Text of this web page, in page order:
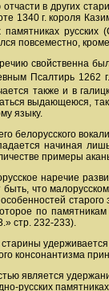
в других
1340 г. короля
памятниках
повсеместно,
свойственна
Псалтирь 1262
также и в
выдающеюся,
языку.
белорусского
начиная
примеры
наречие
что
по
стр. 232-233).
консонантизма
является
русских